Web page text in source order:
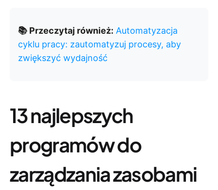
📚 Przeczytaj również: Automatyzacja
cyklu pracy: zautomatyzuj procesy, aby
zwiększyć wydajność
13 najlepszych
programów do
zarządzania zasobami